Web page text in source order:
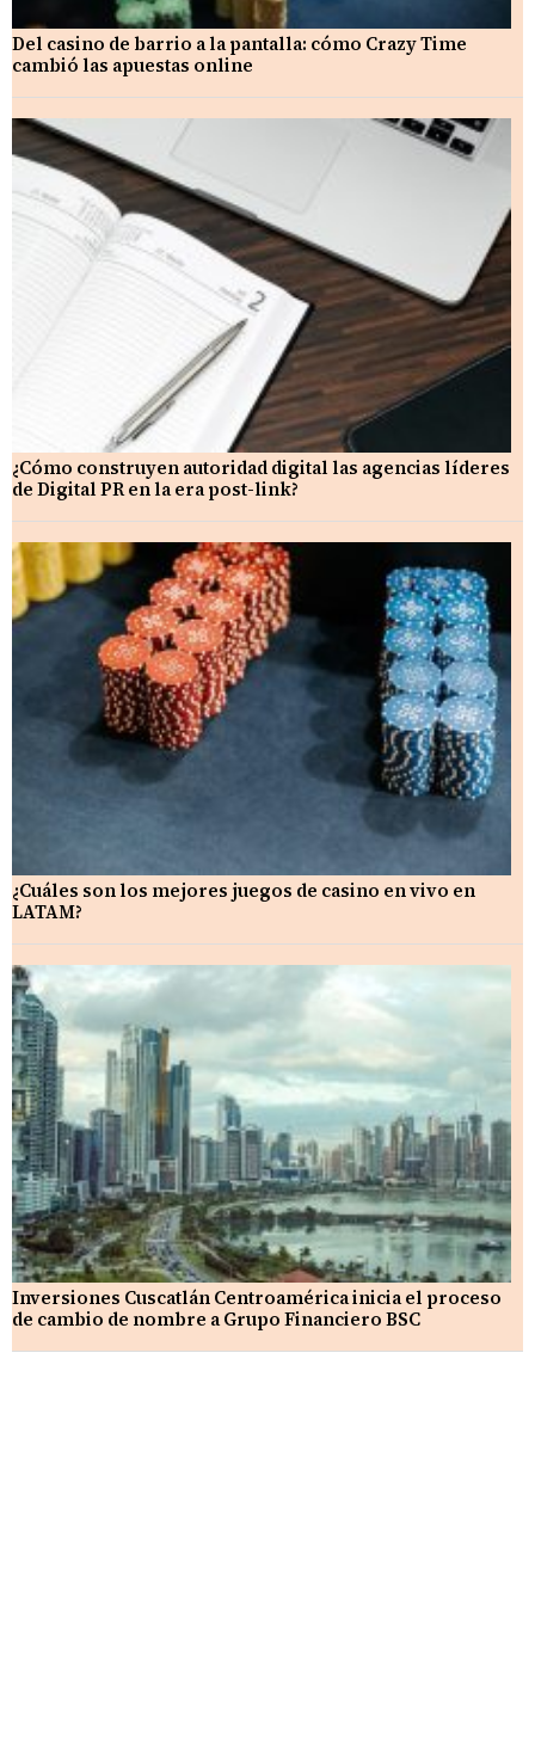
Del casino de barrio a la pantalla: cómo Crazy Time
cambió las apuestas online
¿Cómo construyen autoridad digital las agencias líderes
de Digital PR en la era post-link?
¿Cuáles son los mejores juegos de casino en vivo en
LATAM?
Inversiones Cuscatlán Centroamérica inicia el proceso
de cambio de nombre a Grupo Financiero BSC